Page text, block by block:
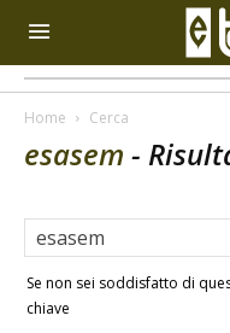
Home Cerca
esasem -
Se non sei soddisfatto di
chiave